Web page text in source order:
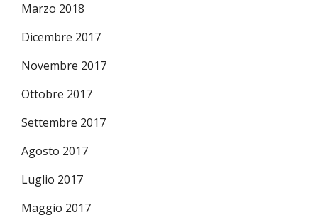
Marzo 2018
Dicembre 2017
Novembre 2017
Ottobre 2017
Settembre 2017
Agosto 2017
Luglio 2017
Maggio 2017